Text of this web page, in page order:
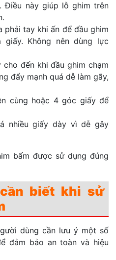
Điều này giúp lỗ ghim trên
phải tay khi ấn để đầu ghim
giấy. Không nên dùng lực
đến khi đầu ghim chạm
đẩy mạnh quá dễ làm gãy,
cùng hoặc 4 góc giấy để
nhiều giấy dày vì dễ gây
bấm được sử dụng đúng
biết khi sử
dùng cần lưu ý một số
đảm bảo an toàn và hiệu